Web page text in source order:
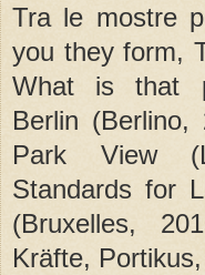
Tra le mostre
you they form,
What is that
Berlin
Park View
Standards for
(Bruxelles,
Kräfte,